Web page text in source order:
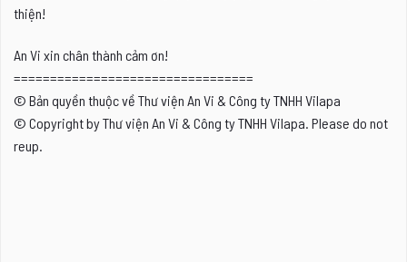
thiện!
An Vi xin chân thành cảm ơn!
=================================
© Bản quyền thuộc về Thư viện An Vi & Công ty TNHH Vilapa
© Copyright by Thư viện An Vi & Công ty TNHH Vilapa. Please do not
reup.